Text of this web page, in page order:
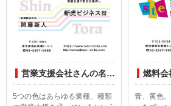
営業支援会社さんの名刺印刷デザインしてみました
5つの色はあらゆる業種、種類
青、黄色